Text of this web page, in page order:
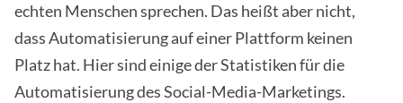
echten Menschen sprechen. Das heißt aber nicht,
dass Automatisierung auf einer Plattform keinen
Platz hat. Hier sind einige der Statistiken für die
Automatisierung des Social-Media-Marketings.